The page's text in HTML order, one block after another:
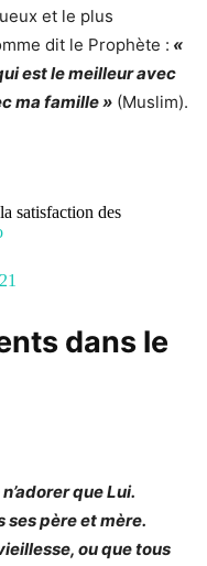
et le plus
dit le Prophète : «
est le meilleur avec
ma famille » (Muslim).
satisfaction des
dans le
que Lui.
ses père et mère.
ou que tous